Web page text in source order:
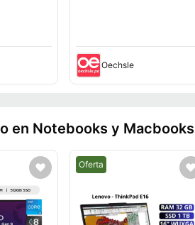
Oechsle
en Notebooks y Macbooks
Mejor precio.
Oferta